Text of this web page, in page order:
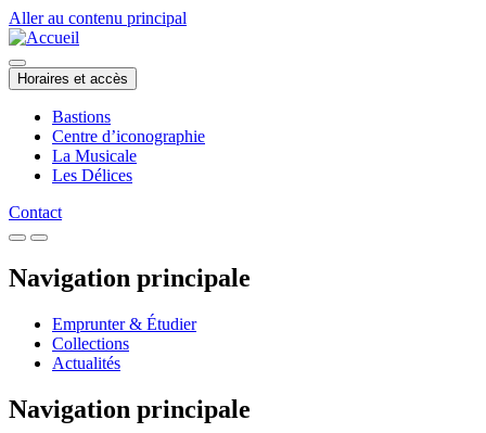
Aller au contenu principal
Horaires et accès
Bastions
Centre d’iconographie
La Musicale
Les Délices
Contact
Navigation principale
Emprunter & Étudier
Collections
Actualités
Navigation principale